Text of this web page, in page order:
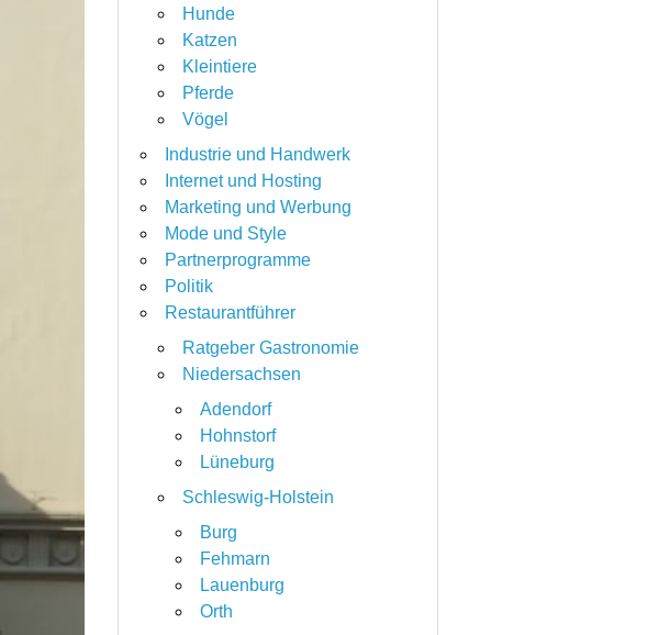
Hunde
Katzen
Kleintiere
Pferde
Vögel
Industrie und Handwerk
Internet und Hosting
Marketing und Werbung
Mode und Style
Partnerprogramme
Politik
Restaurantführer
Ratgeber Gastronomie
Niedersachsen
Adendorf
Hohnstorf
Lüneburg
Schleswig-Holstein
Burg
Fehmarn
Lauenburg
Orth